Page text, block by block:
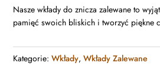
Nasze wkłady do znicza zalewane to
pamięć swoich bliskich i tworzyć piękne
Kategorie:Wkłady,Wkłady Zalewane